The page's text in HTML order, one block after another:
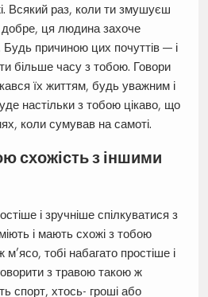
Всякий раз, коли ти змушуєш
добре, ця людина захоче
причиною цих почуттів — і
більше часу з тобою. Говори
їх життям, будь уважним і
настільки з тобою цікаво, що
коли сумував на самоті.
схожість з іншими
і зручніше спілкуватися з
і мають схожі з тобою
тобі набагато простіше і
з травою такою ж
спорт, хтось- гроші або